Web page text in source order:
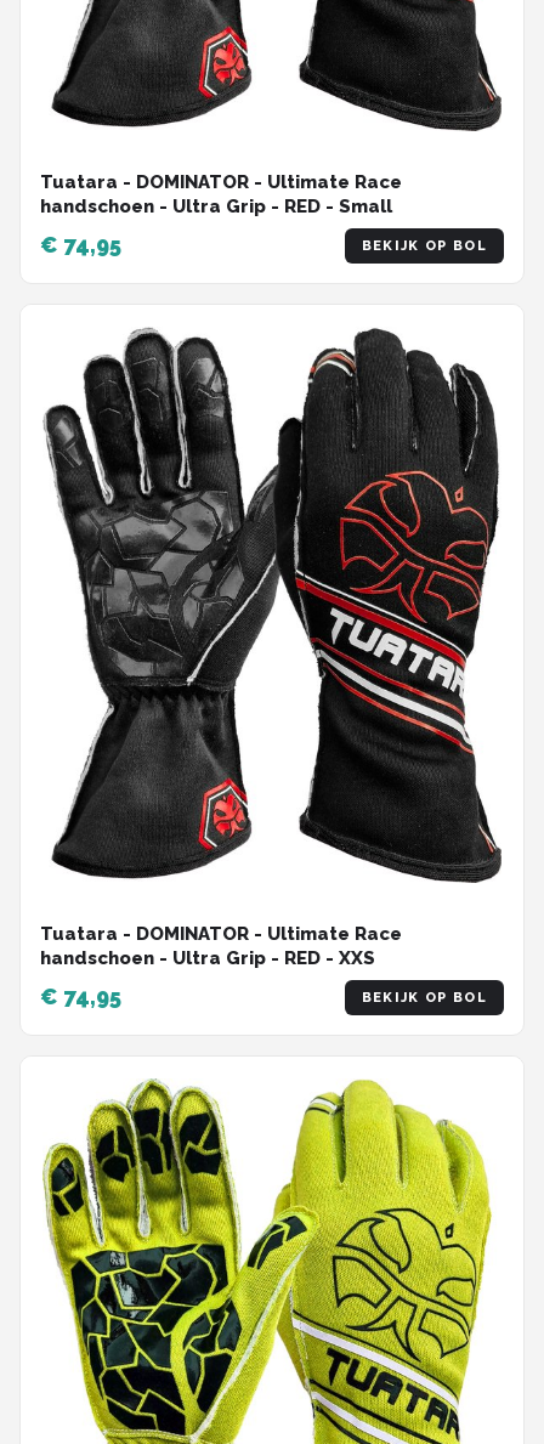
Tuatara - DOMINATOR - Ultimate Race
handschoen - Ultra Grip - RED - Small
€ 74,95 BEKIJK OP BOL
Tuatara - DOMINATOR - Ultimate Race
handschoen - Ultra Grip - RED - XXS
€ 74,95 BEKIJK OP BOL